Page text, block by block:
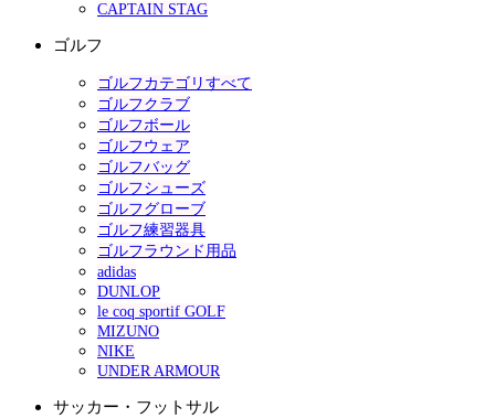
CAPTAIN STAG
ゴルフ
ゴルフカテゴリすべて
ゴルフクラブ
ゴルフボール
ゴルフウェア
ゴルフバッグ
ゴルフシューズ
ゴルフグローブ
ゴルフ練習器具
ゴルフラウンド用品
adidas
DUNLOP
le coq sportif GOLF
MIZUNO
NIKE
UNDER ARMOUR
サッカー・フットサル